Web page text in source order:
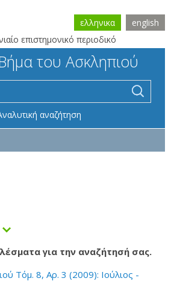
επιστημονικό περιοδικό
ελληνικα english
του Ασκληπιού
αναζήτηση
για την αναζήτησή σας.
Τόμ. 8, Αρ. 3 (2009): Ιούλιος -